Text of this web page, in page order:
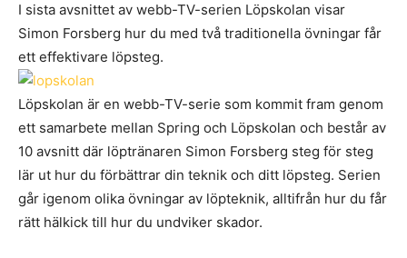
I sista avsnittet av webb-TV-serien Löpskolan visar
Simon Forsberg hur du med två traditionella övningar får
ett effektivare löpsteg.
Löpskolan är en webb-TV-serie som kommit fram genom
ett samarbete mellan Spring och Löpskolan och består av
10 avsnitt där löptränaren Simon Forsberg steg för steg
lär ut hur du förbättrar din teknik och ditt löpsteg. Serien
går igenom olika övningar av löpteknik, alltifrån hur du får
rätt hälkick till hur du undviker skador.